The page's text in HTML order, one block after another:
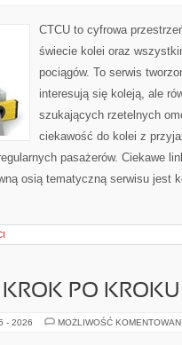
CTCU to cyfrowa
świecie kolei oraz
pociągów. To serwis
interesują się koleją, ale
szukających rzetelnych
ciekawość do kolei z
pasażerów. Ciekawe
osią tematyczną serwisu jest
KROK PO KROKU
- 2026 MOŻLIWOŚĆ